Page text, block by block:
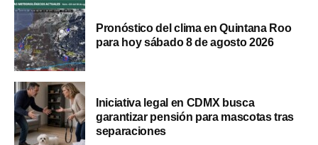
Pronóstico del clima en Quintana Roo
para hoy sábado 8 de agosto 2026
Iniciativa legal en CDMX busca
garantizar pensión para mascotas tras
separaciones